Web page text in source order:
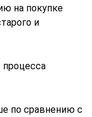
на покупке
и
процесса
по сравнению с